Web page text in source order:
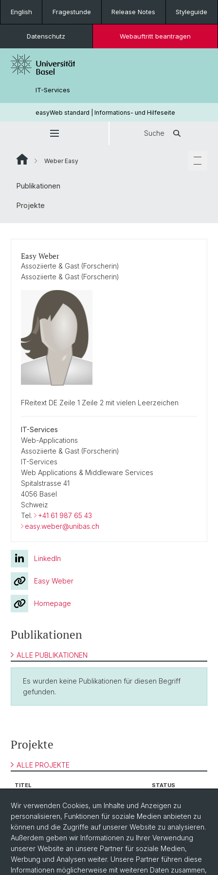
English Fragestunde Release Notes Styleguide
Datenschutz Webauftritt beantragen
IT-Services
easyWeb standard | Informations- und Hilfeseite
Suche
Weber Easy
Publikationen
Projekte
Easy Weber
Assoziierte & Gast (Forscherin)
Assoziierte & Gast (Forscherin)
FReitext DE Zeile 1 Zeile 2 mit vielen Leerzeichen
IT-Services
Web-Applications
Assoziierte & Gast (Forscherin)
IT-Services
Web Applications & Middleware Services
Spitalstrasse 41
4056 Basel
Schweiz
Tel.
+41 61 987 65 43
easy.weber@unibas.ch
LinkedIn
Easy Weber
Homepage
Publikationen
ALLE PUBLIKATIONEN
Es wurden keine Publikationen für diesen Begriff
gefunden.
Projekte
ALLE PROJEKTE
TITEL STATUS
easyWeb migration to typo3 version
9 LTS *TEST*
Abgeschlossen
Wir verwenden Cookies, um Inhalte und Anzeigen zu
personalisieren, Funktionen für soziale Medien anbieten zu
können und die Zugriffe auf unserer Website zu analysieren.
Außerdem geben wir Informationen zu Ihrer Verwendung
unserer Website an unsere Partner für soziale Medien,
Werbung und Analysen weiter. Unsere Partner führen diese
Informationen möglicherweise mit weiteren Daten zusammen,